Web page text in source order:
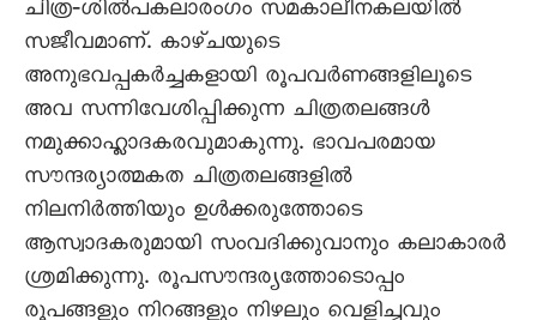
ചിത്ര‐ശിൽപകലാരംഗം സമകാലീനകലയിൽ
സജീവമാണ്‌. കാഴ്‌ചയുടെ
അനുഭവപ്പകർച്ചകളായി രൂപവർണങ്ങളിലൂടെ
അവ സന്നിവേശിപ്പിക്കുന്ന ചിത്രതലങ്ങൾ
നമുക്കാഹ്ലാദകരവുമാകുന്നു. ഭാവപരമായ
സൗന്ദര്യാത്മകത ചിത്രതലങ്ങളിൽ
നിലനിർത്തിയും ഉൾക്കരുത്തോടെ
ആസ്വാദകരുമായി സംവദിക്കുവാനും കലാകാരർ
ശ്രമിക്കുന്നു. രൂപസൗന്ദര്യത്തോടൊപ്പം